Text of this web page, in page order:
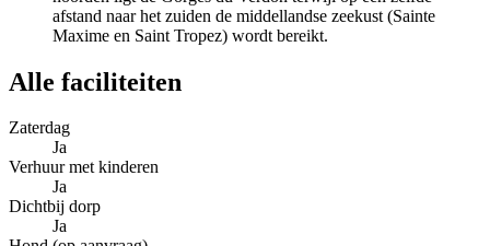
afstand naar het zuiden de middellandse zeekust (Sainte
Maxime en Saint Tropez) wordt bereikt.
Alle faciliteiten
Zaterdag
Ja
Verhuur met kinderen
Ja
Dichtbij dorp
Ja